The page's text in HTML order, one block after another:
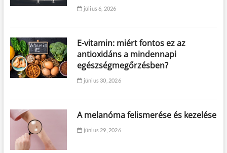
július 6, 2026
E-vitamin: miért fontos ez az
antioxidáns a mindennapi
egészségmegőrzésben?
június 30, 2026
A melanóma felismerése és kezelése
június 29, 2026